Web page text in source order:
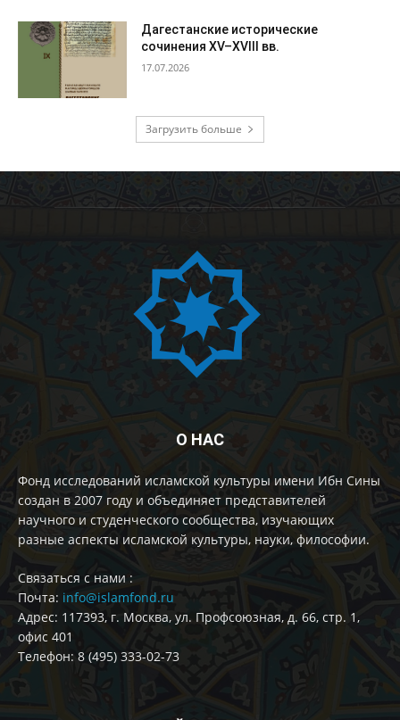
Дагестанские исторические
сочинения XV–XVIII вв.
17.07.2026
Загрузить больше
О НАС
Фонд исследований исламской культуры имени Ибн Сины
создан в 2007 году и объединяет представителей
научного и студенческого сообщества, изучающих
разные аспекты исламской культуры, науки, философии.
Cвязаться с нами :
Почта: info@islamfond.ru
Адрес: 117393, г. Москва, ул. Профсоюзная, д. 66, стр. 1,
офис 401
Телефон: 8 (495) 333-02-73